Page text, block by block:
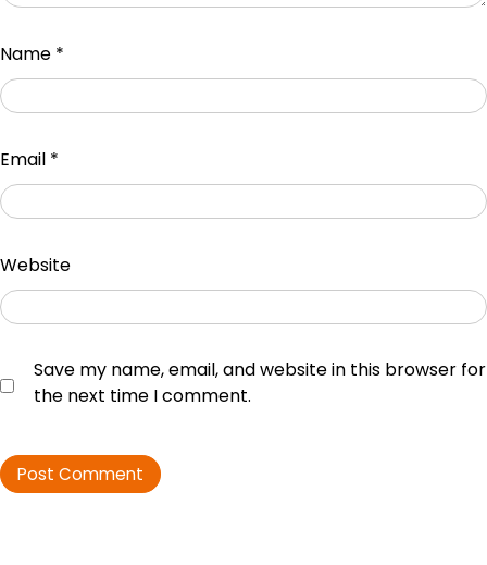
Name *
Email *
Website
Save my name, email, and website in this browser for
the next time I comment.